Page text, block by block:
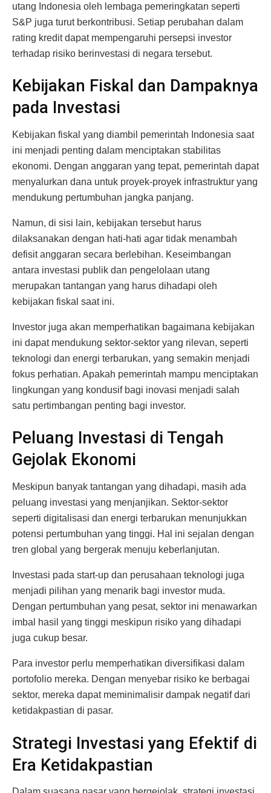
utang Indonesia oleh lembaga pemeringkatan seperti
S&P juga turut berkontribusi. Setiap perubahan dalam
rating kredit dapat mempengaruhi persepsi investor
terhadap risiko berinvestasi di negara tersebut.
Kebijakan Fiskal dan Dampaknya
pada Investasi
Kebijakan fiskal yang diambil pemerintah Indonesia saat
ini menjadi penting dalam menciptakan stabilitas
ekonomi. Dengan anggaran yang tepat, pemerintah dapat
menyalurkan dana untuk proyek-proyek infrastruktur yang
mendukung pertumbuhan jangka panjang.
Namun, di sisi lain, kebijakan tersebut harus
dilaksanakan dengan hati-hati agar tidak menambah
defisit anggaran secara berlebihan. Keseimbangan
antara investasi publik dan pengelolaan utang
merupakan tantangan yang harus dihadapi oleh
kebijakan fiskal saat ini.
Investor juga akan memperhatikan bagaimana kebijakan
ini dapat mendukung sektor-sektor yang rilevan, seperti
teknologi dan energi terbarukan, yang semakin menjadi
fokus perhatian. Apakah pemerintah mampu menciptakan
lingkungan yang kondusif bagi inovasi menjadi salah
satu pertimbangan penting bagi investor.
Peluang Investasi di Tengah
Gejolak Ekonomi
Meskipun banyak tantangan yang dihadapi, masih ada
peluang investasi yang menjanjikan. Sektor-sektor
seperti digitalisasi dan energi terbarukan menunjukkan
potensi pertumbuhan yang tinggi. Hal ini sejalan dengan
tren global yang bergerak menuju keberlanjutan.
Investasi pada start-up dan perusahaan teknologi juga
menjadi pilihan yang menarik bagi investor muda.
Dengan pertumbuhan yang pesat, sektor ini menawarkan
imbal hasil yang tinggi meskipun risiko yang dihadapi
juga cukup besar.
Para investor perlu memperhatikan diversifikasi dalam
portofolio mereka. Dengan menyebar risiko ke berbagai
sektor, mereka dapat meminimalisir dampak negatif dari
ketidakpastian di pasar.
Strategi Investasi yang Efektif di
Era Ketidakpastian